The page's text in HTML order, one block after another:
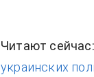
Читают сейчас:
украинских